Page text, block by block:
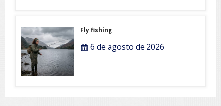
Fly fishing
6 de agosto de 2026